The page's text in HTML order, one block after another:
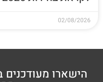
02/08/2026
הישארו